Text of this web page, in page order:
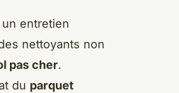
un entretien
nettoyants non
pas cher.
du parquet